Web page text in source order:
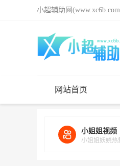
小超辅助网
网站首页
小姐姐视频
小姐姐妖娆热